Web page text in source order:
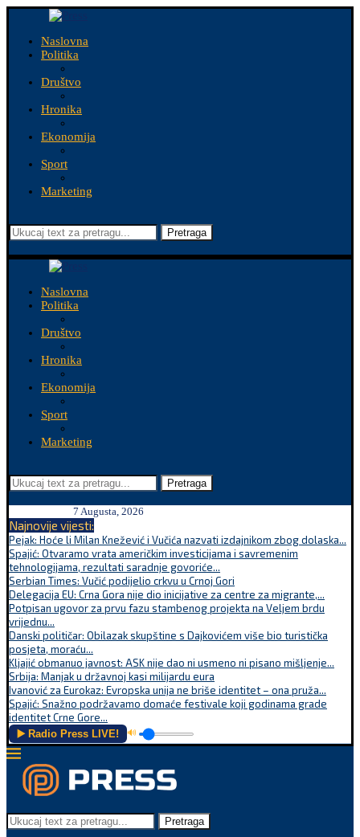
Naslovna
Politika
Društvo
Hronika
Ekonomija
Sport
Marketing
Pretraga
Naslovna
Politika
Društvo
Hronika
Ekonomija
Sport
Marketing
Pretraga
7 Augusta, 2026
Najnovije vijesti:
Pejak: Hoće li Milan Knežević i Vučića nazvati izdajnikom zbog dolaska...
Spajić: Otvaramo vrata američkim investicijama i savremenim
tehnologijama, rezultati saradnje govoriće...
Serbian Times: Vučić podijelio crkvu u Crnoj Gori
Delegacija EU: Crna Gora nije dio inicijative za centre za migrante,...
Potpisan ugovor za prvu fazu stambenog projekta na Veljem brdu
vrijednu...
Danski političar: Obilazak skupštine s Dajkovićem više bio turistička
posjeta, moraću...
Kljajić obmanuo javnost: ASK nije dao ni usmeno ni pisano mišljenje...
Srbija: Manjak u državnoj kasi milijardu eura
Ivanović za Eurokaz: Evropska unija ne briše identitet – ona pruža...
Spajić: Snažno podržavamo domaće festivale koji godinama grade
identitet Crne Gore...
▶️ Radio Press LIVE! 🔊
Pretraga